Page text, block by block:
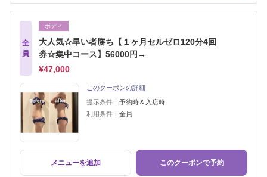
全
員
ボディ
大人気☆早い者勝ち【１ヶ月セルゼロ120分4回
券☆集中コース】56000円→
¥47,000
このクーポンの詳細
提示条件： 予約時＆入店時
利用条件： 全員
メニューを追加 このクーポンで予約